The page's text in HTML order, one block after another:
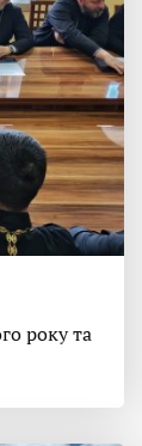
року та